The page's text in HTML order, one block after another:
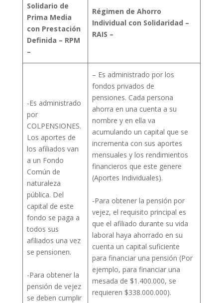
Solidario de
Prima Media
con Prestación
Definida – RPM
–
Régimen de Ahorro
Individual con Solidaridad –
RAIS –
-Es administrado
por
COLPENSIONES.
Los aportes de
los afiliados van
a un Fondo
Común de
naturaleza
pública. Del
capital de este
fondo se paga a
todos sus
afiliados una vez
se pensionen.
-Para obtener la
pensión de vejez
se deben cumplir
– Es administrado por los
fondos privados de
pensiones. Cada persona
ahorra en una cuenta a su
nombre y en ella va
acumulando un capital que se
incrementa con sus aportes
mensuales y los rendimientos
financieros que este genere
(Aportes Individuales).
-Para obtener la pensión por
vejez, el requisito principal es
que el afiliado durante su vida
laboral haya ahorrado en su
cuenta un capital suficiente
para financiar una pensión (Por
ejemplo, para financiar una
mesada de $1.400.000, se
requieren $338.000.000).